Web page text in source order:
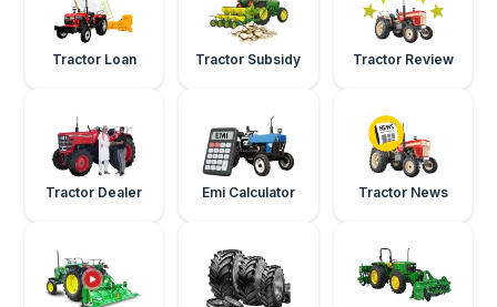
Tractor Loan Tractor Subsidy Tractor Review
Tractor Dealer Emi Calculator Tractor News